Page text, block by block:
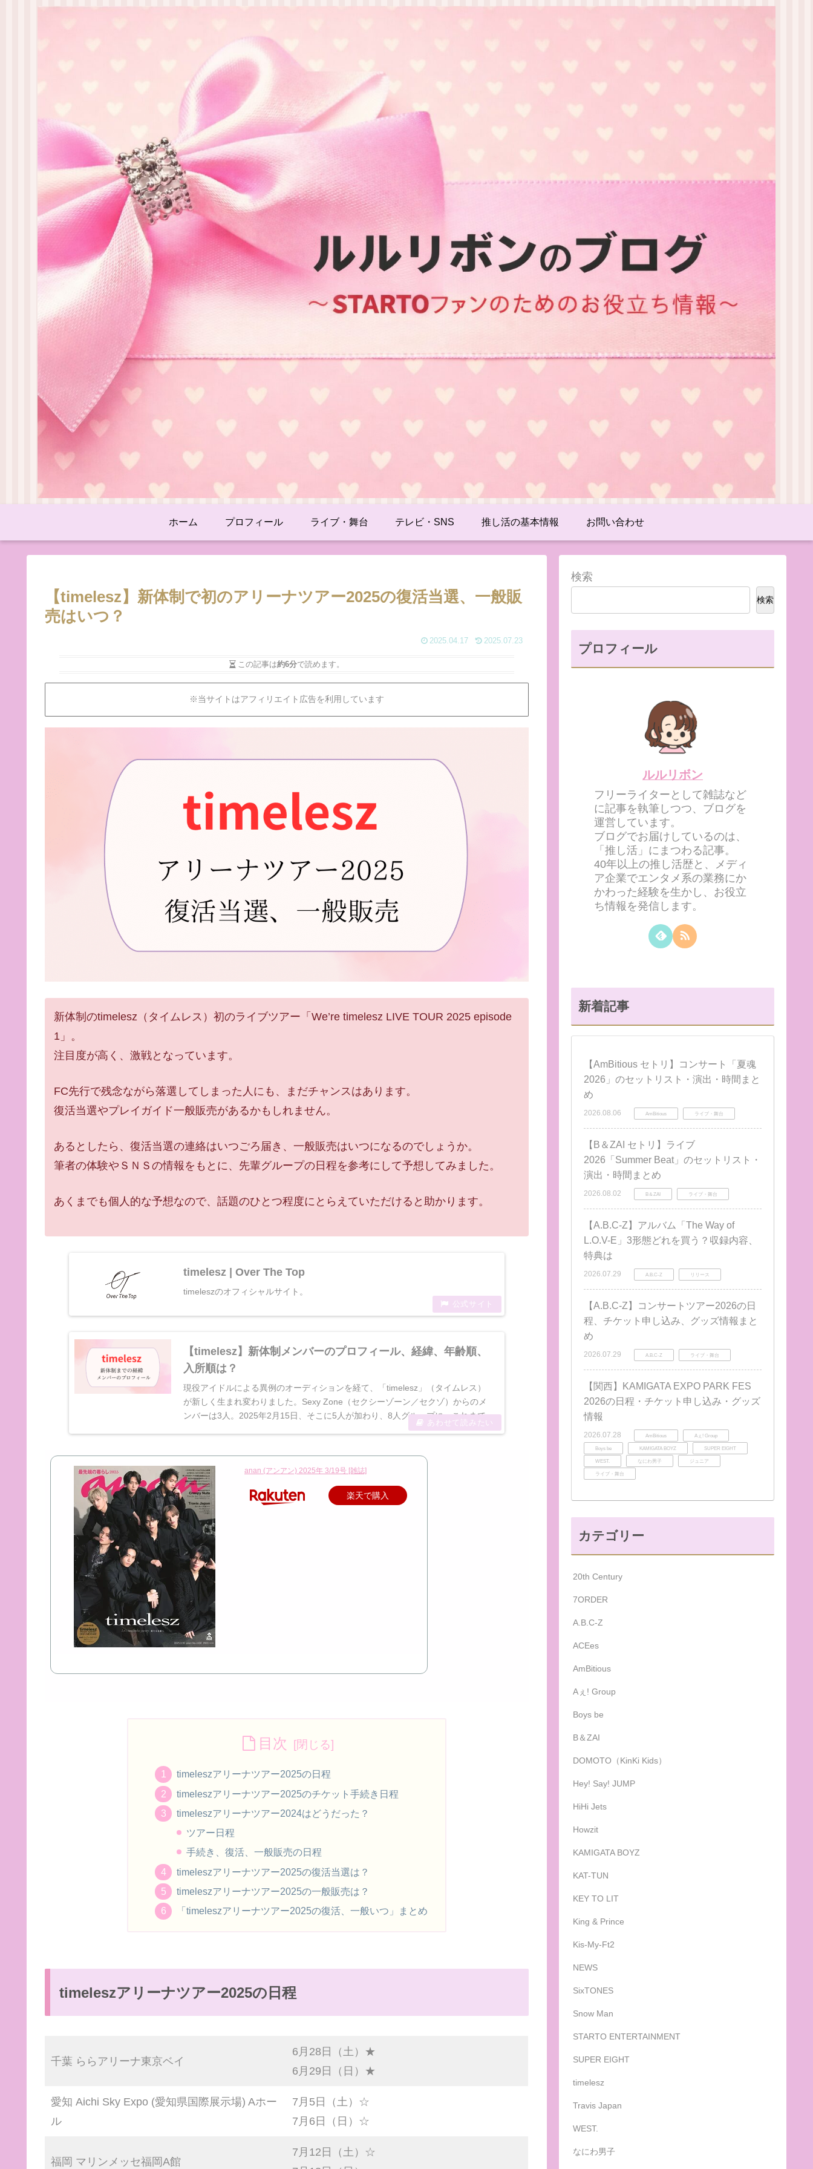
ホーム プロフィール ライブ・舞台 テレビ・SNS 推し活の基本情報 お問い合わせ
【timelesz】新体制で初のアリーナツアー2025の復活当選、一般販
売はいつ？
2025.04.17 2025.07.23
この記事は約6分で読めます。
※当サイトはアフィリエイト広告を利用しています
新体制のtimelesz（タイムレス）初のライブツアー「We’re timelesz LIVE TOUR 2025 episode
1」。
注目度が高く、激戦となっています。
FC先行で残念ながら落選してしまった人にも、まだチャンスはあります。
復活当選やプレイガイド一般販売があるかもしれません。
あるとしたら、復活当選の連絡はいつごろ届き、一般販売はいつになるのでしょうか。
筆者の体験やＳＮＳの情報をもとに、先輩グループの日程を参考にして予想してみました。
あくまでも個人的な予想なので、話題のひとつ程度にとらえていただけると助かります。
timelesz | Over The Top
timeleszのオフィシャルサイト。
【timelesz】新体制メンバーのプロフィール、経緯、年齢順、
入所順は？
現役アイドルによる異例のオーディションを経て、「timelesz」（タイムレス）
が新しく生まれ変わりました。Sexy Zone（セクシーゾーン／セクゾ）からのメ
ンバーは3人。2025年2月15日、そこに5人が加わり、8人グループに。これまで...
anan (アンアン) 2025年 3/19号 [雑誌]
楽天で購入
目次
timeleszアリーナツアー2025の日程
timeleszアリーナツアー2025のチケット手続き日程
timeleszアリーナツアー2024はどうだった？
ツアー日程
手続き、復活、一般販売の日程
timeleszアリーナツアー2025の復活当選は？
timeleszアリーナツアー2025の一般販売は？
「timeleszアリーナツアー2025の復活、一般いつ」まとめ
timeleszアリーナツアー2025の日程
千葉 ららアリーナ東京ベイ
6月28日（土）★
6月29日（日）★
愛知 Aichi Sky Expo (愛知県国際展示場) Aホー
ル
7月5日（土）☆
7月6日（日）☆
福岡 マリンメッセ福岡A館
7月12日（土）☆
検索
検索
プロフィール
ルルリボン
フリーライターとして雑誌など
に記事を執筆しつつ、ブログを
運営しています。
ブログでお届けしているのは、
「推し活」にまつわる記事。
40年以上の推し活歴と、メディ
ア企業でエンタメ系の業務にか
かわった経験を生かし、お役立
ち情報を発信します。
新着記事
【AmBitious セトリ】コンサート「夏魂
2026」のセットリスト・演出・時間まと
め
2026.08.06 AmBitious ライブ・舞台
【B＆ZAI セトリ】ライブ
2026「Summer Beat」のセットリスト・
演出・時間まとめ
2026.08.02 B＆ZAI ライブ・舞台
【A.B.C-Z】アルバム「The Way of
L.O.V-E」3形態どれを買う？収録内容、
特典は
2026.07.29 A.B.C-Z リリース
【A.B.C-Z】コンサートツアー2026の日
程、チケット申し込み、グッズ情報まと
め
2026.07.29 A.B.C-Z ライブ・舞台
【関西】KAMIGATA EXPO PARK FES
2026の日程・チケット申し込み・グッズ
情報
2026.07.28 AmBitious Aぇ! Group
Boys be KAMIGATA BOYZ SUPER EIGHT
WEST. なにわ男子 ジュニア
ライブ・舞台
カテゴリー
20th Century
7ORDER
A.B.C-Z
ACEes
AmBitious
Aぇ! Group
Boys be
B＆ZAI
DOMOTO（KinKi Kids）
Hey! Say! JUMP
HiHi Jets
Howzit
KAMIGATA BOYZ
KAT-TUN
KEY TO LIT
King & Prince
Kis-My-Ft2
NEWS
SixTONES
Snow Man
STARTO ENTERTAINMENT
SUPER EIGHT
timelesz
Travis Japan
WEST.
なにわ男子